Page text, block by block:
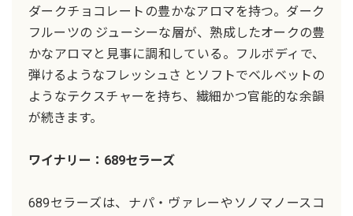
ダークチョコレートの豊かなアロマを持つ。ダーク
フルーツの ジューシーな層が、熟成したオークの豊
かなアロマと見事に調和している。フルボディで、
弾けるようなフレッシュさ とソフトでベルベットの
ようなテクスチャーを持ち、繊細かつ官能的な余韻
が続きます。
ワイナリー：689セラーズ
689セラーズは、ナパ・ヴァレーやソノマノースコ